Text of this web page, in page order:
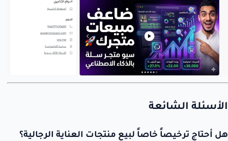
الأسئلة الشائعة
هل أحتاج ترخيصاً خاصاً لبيع منتجات العناية الرجالية؟